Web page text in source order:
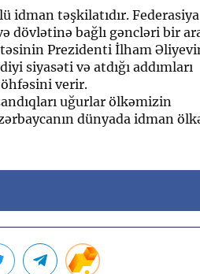
idman təşkilatıdır. Federasiya
dövlətinə bağlı gəncləri bir
Prezidenti İlham
siyasəti və atdığı addımları
verir.
uğurlar ölkəmizin
dünyada idman